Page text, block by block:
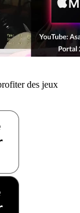
des jeux